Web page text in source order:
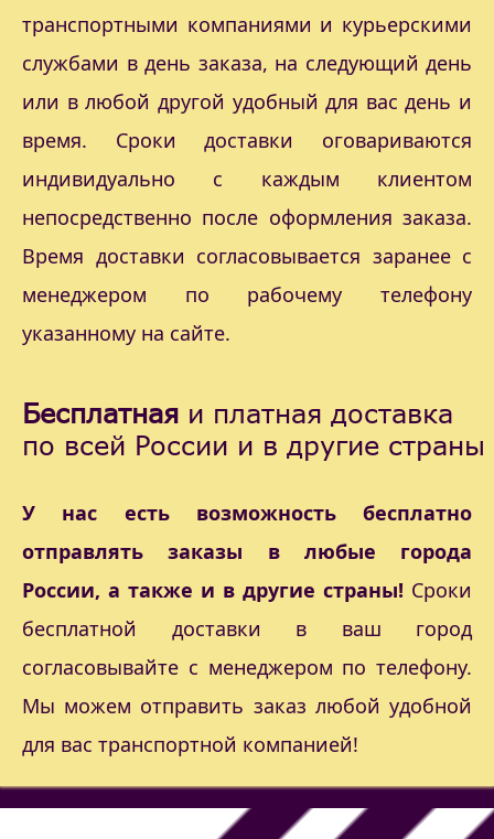
транспортными компаниями и курьерскими
службами в день заказа, на следующий день
или в любой другой удобный для вас день и
время. Сроки доставки оговариваются
индивидуально с каждым клиентом
непосредственно после оформления заказа.
Время доставки согласовывается заранее с
менеджером по рабочему телефону
указанному на сайте.
Бесплатная и платная доставка
по всей России и в другие страны
У нас есть возможность бесплатно
отправлять заказы в любые города
России, а также и в другие страны! Сроки
бесплатной доставки в ваш город
согласовывайте с менеджером по телефону.
Мы можем отправить заказ любой удобной
для вас транспортной компанией!